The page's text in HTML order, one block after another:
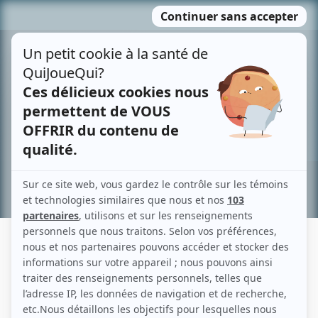
MENU
contenu
Recherche avancée »
PIERRE AUGER
Liens
Fiche de Pierre Auger sur Showbizz.net